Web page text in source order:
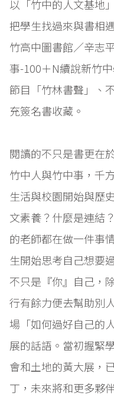
以「竹中的人文基地
把學生找過來與書相
竹高中圖書館／辛志
事-100＋N續說新竹
節目「竹林書聲」、
充簽名書收藏。
閱讀的不只是書更在
竹中人與竹中事，千
生活與校園開始與歷
文素養？什麼是連結
的老師都在做一件事
生開始思考自己想要
不只是『你』自己，
行有餘力便去幫助別
場「如何過好自己的
展的話語。當初握緊
會和土地的黃大展，
丁，未來將和更多夥